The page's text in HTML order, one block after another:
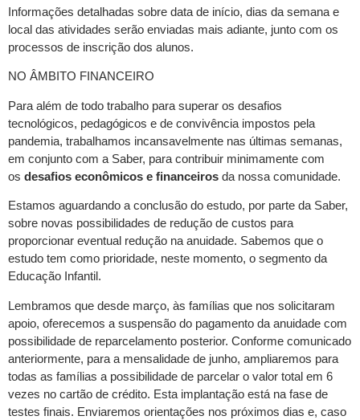
Informações detalhadas sobre data de início, dias da semana e
local das atividades serão enviadas mais adiante, junto com os
processos de inscrição dos alunos.
NO ÂMBITO FINANCEIRO
Para além de todo trabalho para superar os desafios
tecnológicos, pedagógicos e de convivência impostos pela
pandemia, trabalhamos incansavelmente nas últimas semanas,
em conjunto com a Saber, para contribuir minimamente com
os desafios econômicos e financeiros da nossa comunidade.
Estamos aguardando a conclusão do estudo, por parte da Saber,
sobre novas possibilidades de redução de custos para
proporcionar eventual redução na anuidade. Sabemos que o
estudo tem como prioridade, neste momento, o segmento da
Educação Infantil.
Lembramos que desde março, às famílias que nos solicitaram
apoio, oferecemos a suspensão do pagamento da anuidade com
possibilidade de reparcelamento posterior. Conforme comunicado
anteriormente, para a mensalidade de junho, ampliaremos para
todas as famílias a possibilidade de parcelar o valor total em 6
vezes no cartão de crédito. Esta implantação está na fase de
testes finais. Enviaremos orientações nos próximos dias e, caso